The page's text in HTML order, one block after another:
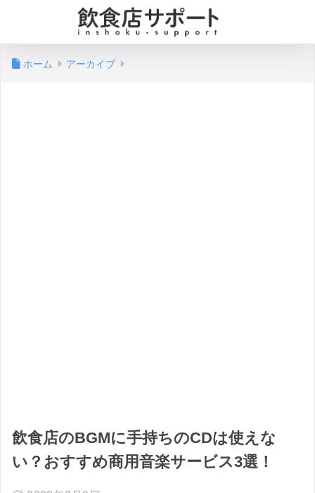
ホーム アーカイブ
飲食店のBGMに手持ちのCDは使えな
い？おすすめ商用音楽サービス3選！